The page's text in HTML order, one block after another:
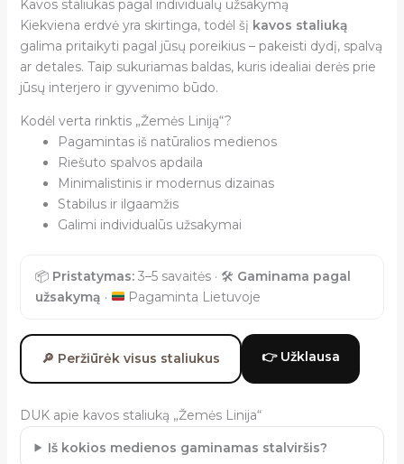
Kavos staliukas pagal individualų užsakymą
Kiekviena erdvė yra skirtinga, todėl šį kavos staliuką
galima pritaikyti pagal jūsų poreikius – pakeisti dydį, spalvą
ar detales. Taip sukuriamas baldas, kuris idealiai derės prie
jūsų interjero ir gyvenimo būdo.
Kodėl verta rinktis „Žemės Liniją“?
Pagamintas iš natūralios medienos
Riešuto spalvos apdaila
Minimalistinis ir modernus dizainas
Stabilus ir ilgaamžis
Galimi individualūs užsakymai
📦 Pristatymas:3–5 savaitės · 🛠️ Gaminama pagal
užsakymą · Pagaminta Lietuvoje
🔎 Peržiūrėk visus staliukus 👉 Užklausa
DUK apie kavos staliuką „Žemės Linija“
Iš kokios medienos gaminamas stalviršis?